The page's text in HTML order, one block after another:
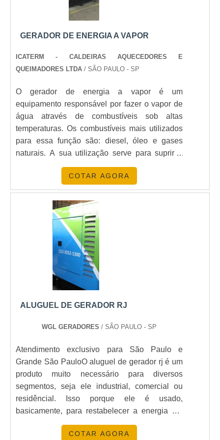
suas ações no resultado final, tendo site
totalmente seguro e parcerias com grandes
fornecedores, visando atender cada vez mais
somado a uma equipe com colaboradores
proativos e funcionários eficientes, garante uma
Aproveite a visita para acessar o nosso site e
saber mais sobre a empresa, nossos serviços e
produtos. Se preferir, entre em contato com um
dos nossos consultores e solicite um
orçamento! .
GERADOR DE ENERGIA A VAPOR
ICATERM - CALDEIRAS AQUECEDORES E
QUEIMADORES LTDA / SÃO PAULO - SP
O gerador de energia a vapor é um
equipamento responsável por fazer o vapor de
água através de combustíveis sob altas
temperaturas. Os combustíveis mais utilizados
para essa função são: diesel, óleo e gases
naturais. A sua utilização serve para suprir a
necessidade de uma fonte de vapor para assim,
fazer a produção de energia e girar as turbinas.
Outro uso é no meio de locomoção,
alimentando máquinas térmicas na
esterilização de diferentes mat....
COTAR AGORA
ALUGUEL DE GERADOR RJ
WGL GERADORES / SÃO PAULO - SP
Atendimento exclusivo para São Paulo e
Grande São PauloO aluguel de gerador rj é um
produto muito necessário para diversos
segmentos, seja ele industrial, comercial ou
residêncial. Isso porque ele é usado,
basicamente, para restabelecer a energia em
locais onde há a queda deste tipo de serviço. A
vantagem principal é que o produto não precisa
COTAR AGORA